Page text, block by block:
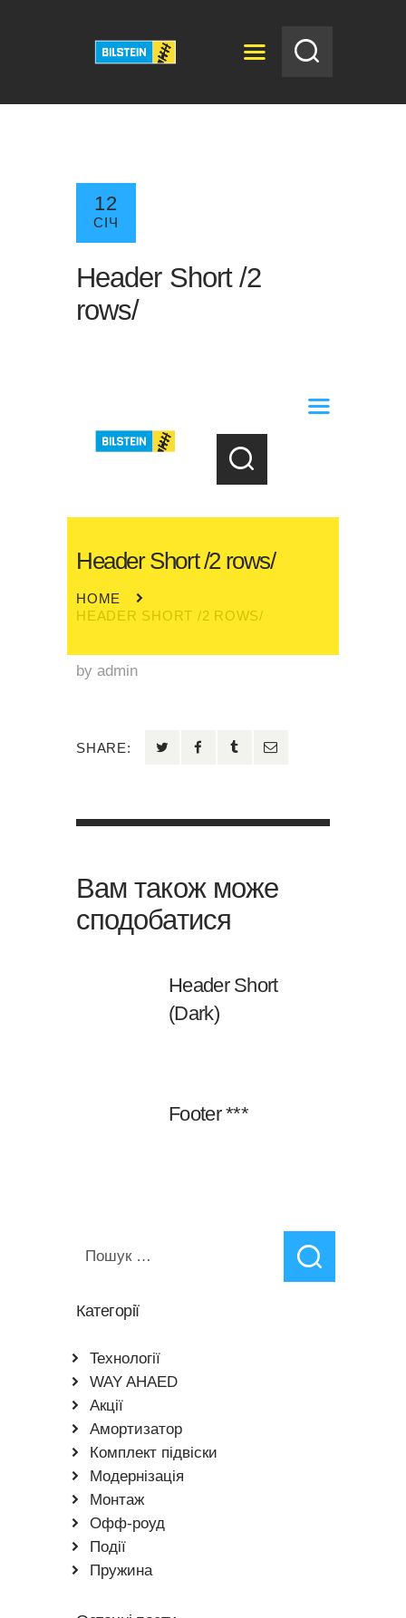
Bilstein
НОВИНИ
КАТАЛОГ
ДИСТРИБ’ЮТОРИ
ВІДЕО
12
СІЧ
Header Short /2
rows/
Header Short /2 rows/
HOME
HEADER SHORT /2 ROWS/
by admin
SHARE:
Вам також може
сподобатися
Header Short
(Dark)
Footer ***
Категорії
Teхнології
WAY AHAED
Акції
Амортизатор
Комплект підвіски
Модернізація
Монтаж
Офф-роуд
Події
Пружина